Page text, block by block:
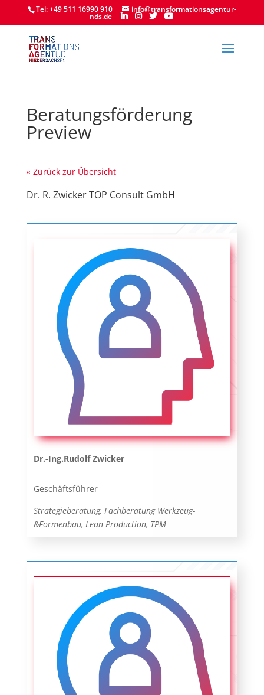
Tel: +49 511 16990 910 info@transformationsagentur-
nds.de
Beratungsförderung
Preview
« Zurück zur Übersicht
Dr. R. Zwicker TOP Consult GmbH
Dr.-Ing.Rudolf Zwicker
Geschäftsführer
Strategieberatung, Fachberatung Werkzeug-
&Formenbau, Lean Production, TPM